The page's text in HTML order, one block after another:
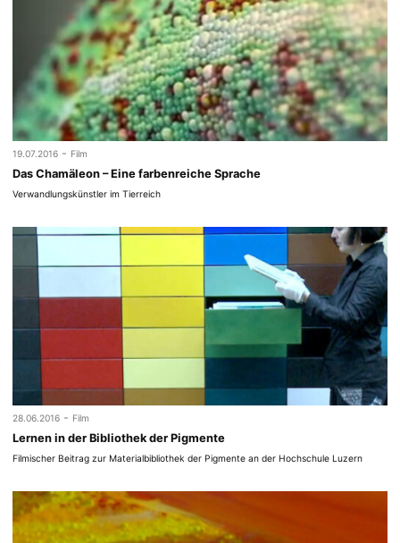
19.07.2016 - Film
Das Chamäleon – Eine farbenreiche Sprache
Verwandlungskünstler im Tierreich
28.06.2016 - Film
Lernen in der Bibliothek der Pigmente
Filmischer Beitrag zur Materialbibliothek der Pigmente an der Hochschule Luzern